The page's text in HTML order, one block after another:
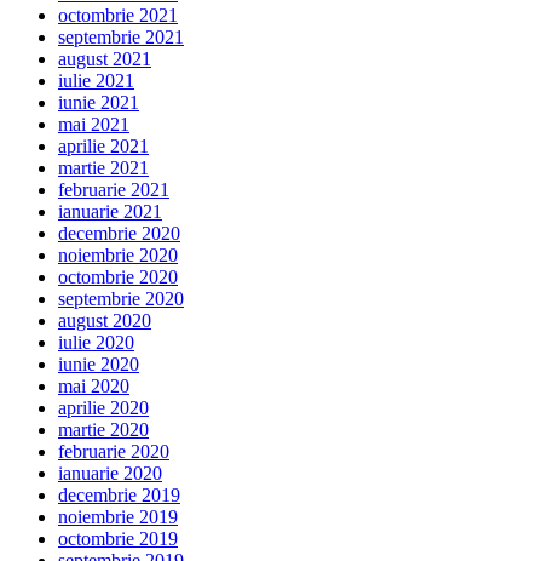
octombrie 2021
septembrie 2021
august 2021
iulie 2021
iunie 2021
mai 2021
aprilie 2021
martie 2021
februarie 2021
ianuarie 2021
decembrie 2020
noiembrie 2020
octombrie 2020
septembrie 2020
august 2020
iulie 2020
iunie 2020
mai 2020
aprilie 2020
martie 2020
februarie 2020
ianuarie 2020
decembrie 2019
noiembrie 2019
octombrie 2019